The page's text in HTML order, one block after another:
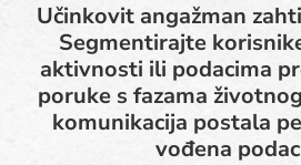
Učinkovit angažman
Segmentirajte
aktivnosti ili podacima
poruke s fazama
komunikacija postala
vođena